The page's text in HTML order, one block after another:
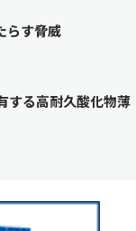
らす脅威
する高耐久酸化物薄